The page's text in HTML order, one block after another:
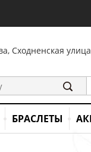
Сходненская
БРАСЛЕТЫ